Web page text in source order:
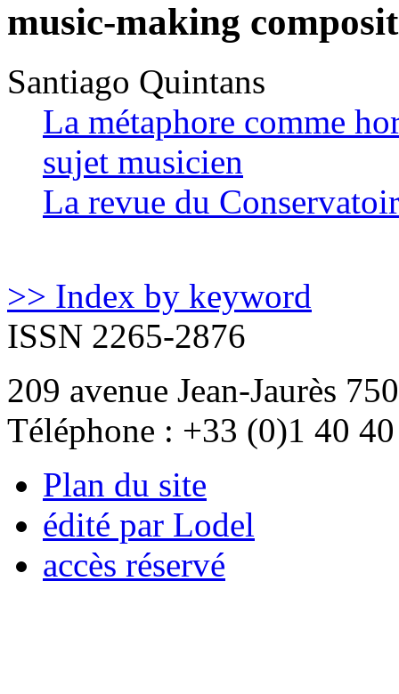
music-making
Santiago Quintans
La métaphore comme
sujet musicien
La revue du
>> Index by keyword
ISSN 2265-2876
209 avenue Jean-Jaurès
Téléphone : +33 (0)1 40
Plan du site
édité par Lodel
accès réservé